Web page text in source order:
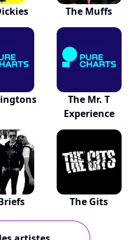
The Muffs
The Mr. T
Experience
The Gits